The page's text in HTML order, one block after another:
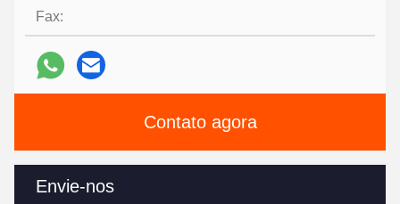
Fax:
Contato agora
Envie-nos